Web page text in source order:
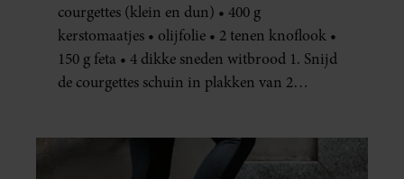
courgettes (klein en dun) • 400 g
kerstomaatjes • olijfolie • 2 tenen knoflook •
150 g feta • 4 dikke sneden witbrood 1. Snijd
de courgettes schuin in plakken van 2